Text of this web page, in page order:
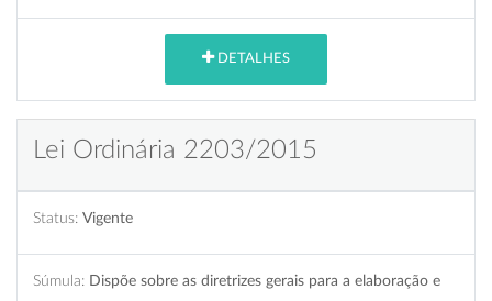
DETALHES
Lei Ordinária 2203/2015
Status: Vigente
Súmula: Dispõe sobre as diretrizes gerais para a elaboração e